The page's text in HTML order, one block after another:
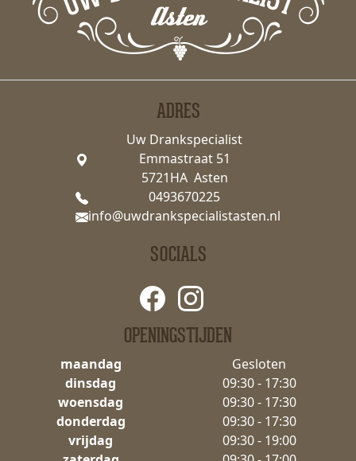
ADRES
Uw Drankspecialist
Emmastraat 51
5721HA Asten
0493670225
info@uwdrankspecialistasten.nl
OPENINGSTIJDEN
maandag
Gesloten
dinsdag
09:30 - 17:30
woensdag
09:30 - 17:30
donderdag
09:30 - 17:30
vrijdag
09:30 - 19:00
SOCIALS